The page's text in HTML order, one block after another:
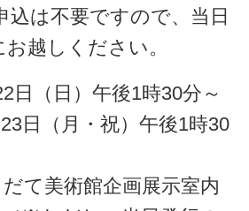
は不要ですので、当日
越しください。
（日）午後1時30分～
・祝）午後1時30
て美術館企画展示室内